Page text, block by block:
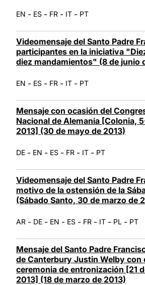
EN - ES - FR - IT - PT
Videomensaje del Santo Padre
participantes en la iniciativa
diez mandamientos" (8 de junio
EN - ES - FR - IT - PT
Mensaje con ocasión del
Nacional de Alemania [Colonia,
2013] (30 de mayo de 2013)
DE - EN - ES - FR - IT - PT
Videomensaje del Santo Padre
motivo de la ostensión de la
(Sábado Santo, 30 de marzo de
AR - DE - EN - ES - FR - IT - PL - PT
Mensaje del Santo Padre
de Canterbury Justin Welby con
ceremonia de entronización [21
2013] (18 de marzo de 2013)